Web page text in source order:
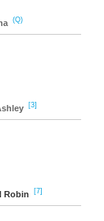
(Q)
[3]
Robin [7]